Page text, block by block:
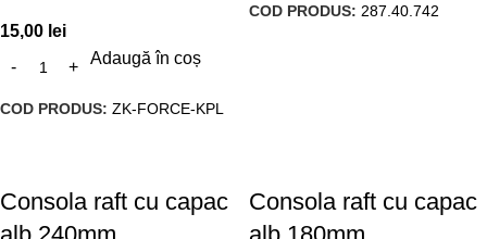
15,00 lei
Adaugă în coș
COD PRODUS: ZK-FORCE-KPL
COD PRODUS: 287.40.742
Consola raft cu capac
Consola raft cu capac